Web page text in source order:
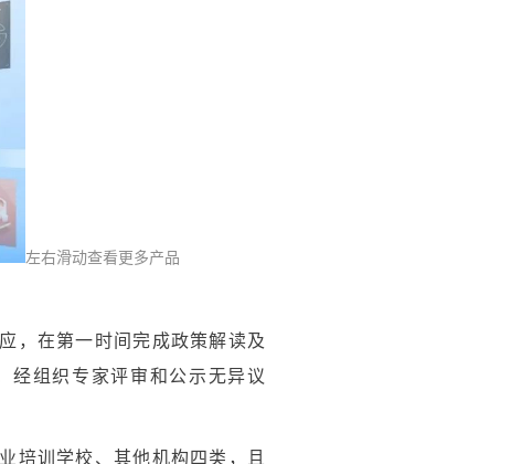
左右滑动查看更多产品
，在第一时间完成政策解读及
经组织专家评审和公示无异议
培训学校、其他机构四类，且